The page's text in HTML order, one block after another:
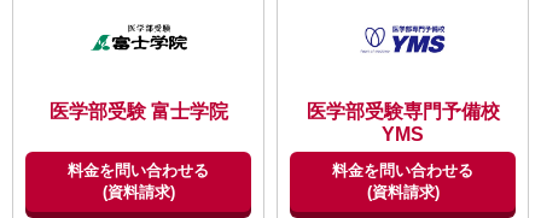
医学部受験 富士学院
料金を問い合わせる
(資料請求)
医学部受験専門予備校
YMS
料金を問い合わせる
(資料請求)